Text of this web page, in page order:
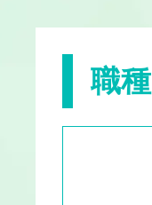
職種